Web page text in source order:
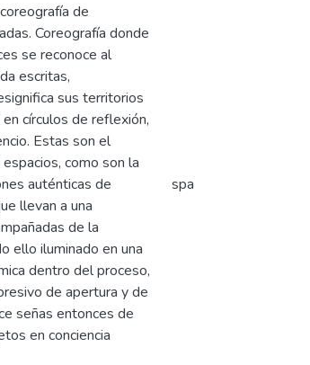
de
Coreografía donde
se reconoce al
escritas,
sus territorios
círculos de reflexión,
Estas son el
como son la
auténticas de
llevan a una
de la
ello iluminado en una
dentro del proceso,
de apertura y de
señas entonces de
en conciencia
spa